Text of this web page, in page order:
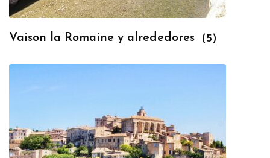
Vaison la Romaine y alrededores (5)